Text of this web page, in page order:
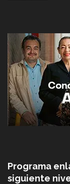
Programa
siguiente